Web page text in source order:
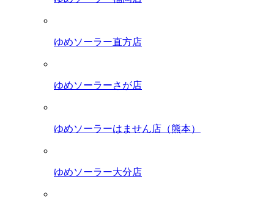
ゆめソーラー直方店
ゆめソーラーさが店
ゆめソーラーはません店（熊本）
ゆめソーラー大分店